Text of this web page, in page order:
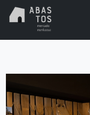
Skip to main content